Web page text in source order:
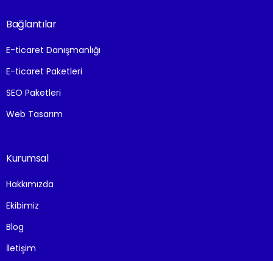
Bağlantılar
E-ticaret Danışmanlığı
E-ticaret Paketleri
SEO Paketleri
Web Tasarım
Kurumsal
Hakkımızda
Ekibimiz
Blog
İletişim